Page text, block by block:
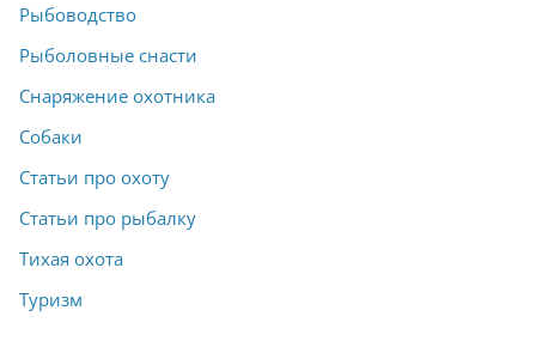
Рыбоводство
Рыболовные снасти
Снаряжение охотника
Собаки
Статьи про охоту
Статьи про рыбалку
Тихая охота
Туризм